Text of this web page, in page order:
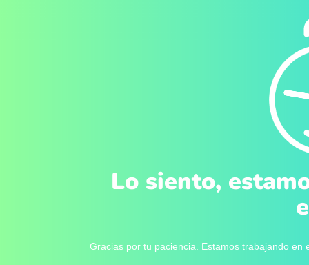
Lo siento,
Gracias por tu paciencia. Estamos trabajando en